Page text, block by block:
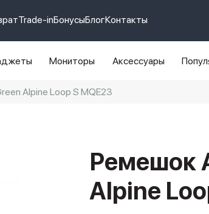
Trade-inБонусыБлогКонтакты
Мониторы Аксессуары
Alpine Loop S MQE23
Ремешок
Alpine